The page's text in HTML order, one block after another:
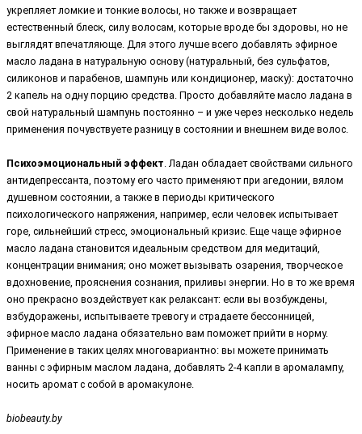
укрепляет ломкие и тонкие волосы, но также и возвращает
естественный блеск, силу волосам, которые вроде бы здоровы, но не
выглядят впечатляюще. Для этого лучше всего добавлять эфирное
масло ладана в натуральную основу (натуральный, без сульфатов,
силиконов и парабенов, шампунь или кондиционер, маску): достаточно
2 капель на одну порцию средства. Просто добавляйте масло ладана в
свой натуральный шампунь постоянно – и уже через несколько недель
применения почувствуете разницу в состоянии и внешнем виде волос.
Психоэмоциональный эффект . Ладан обладает свойствами сильного
антидепрессанта, поэтому его часто применяют при агедонии, вялом
душевном состоянии, а также в периоды критического
психологического напряжения, например, если человек испытывает
горе, сильнейший стресс, эмоциональный кризис. Еще чаще эфирное
масло ладана становится идеальным средством для медитаций,
концентрации внимания; оно может вызывать озарения, творческое
вдохновение, прояснения сознания, приливы энергии. Но в то же время
оно прекрасно воздействует как релаксант: если вы возбуждены,
взбудоражены, испытываете тревогу и страдаете бессонницей,
эфирное масло ладана обязательно вам поможет прийти в норму.
Применение в таких целях многовариантно: вы можете принимать
ванны с эфирным маслом ладана, добавлять 2-4 капли в аромалампу,
носить аромат с собой в аромакулоне.
biobeauty.by